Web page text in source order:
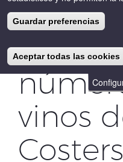
Guardar preferencias
Aceptar todas las cookies
Sigue
vinos